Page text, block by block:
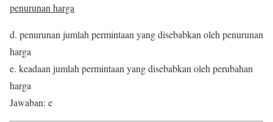
penurunan harga
d. penurunan jumlah permintaan yang disebabkan oleh penurunan
harga
e. keadaan jumlah permintaan yang disebabkan oleh perubahan
harga
Jawaban: e